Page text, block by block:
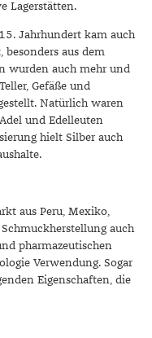
Lagerstätten.
Jahrhundert kam auch
besonders aus dem
wurden auch mehr und
Gefäße und
Natürlich waren
und Edelleuten
hielt Silber auch
aus Peru, Mexiko,
auch
pharmazeutischen
Verwendung. Sogar
Eigenschaften, die